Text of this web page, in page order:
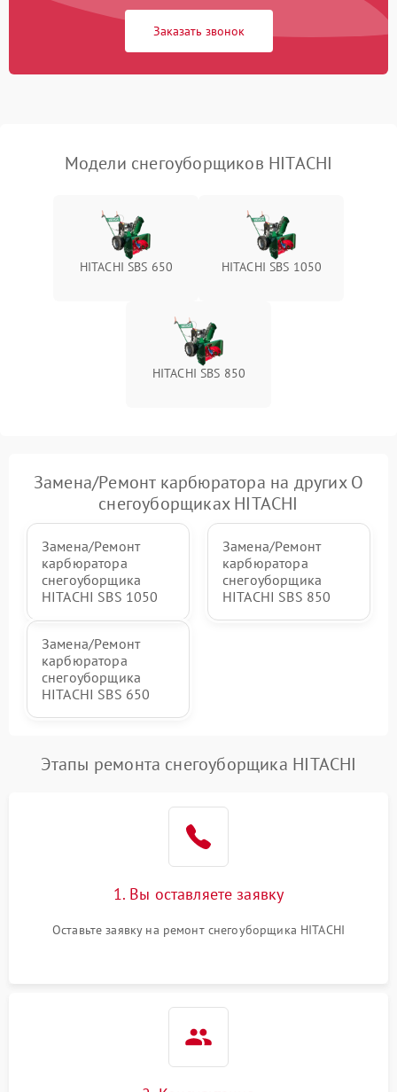
Неисправность системы
Подробнее →
Повреждение троса
Подробнее →
1000 ₽
Неисправность системы
регулировки высоты
1000 ₽ Подробнее →
Заказать звонок
Модели снегоуборщиков HITACHI
HITACHI SBS 650 HITACHI SBS 1050
HITACHI SBS 850
Замена/Pемонт карбюратора на других О
снегоуборщиках HITACHI
Замена/Pемонт
карбюратора
снегоуборщика
HITACHI SBS 1050
Замена/Pемонт
карбюратора
снегоуборщика
HITACHI SBS 850
Замена/Pемонт
карбюратора
снегоуборщика
HITACHI SBS 650
Этапы ремонта снегоуборщика HITACHI
1. Вы оставляете заявку
Оставьте заявку на ремонт снегоуборщика HITACHI